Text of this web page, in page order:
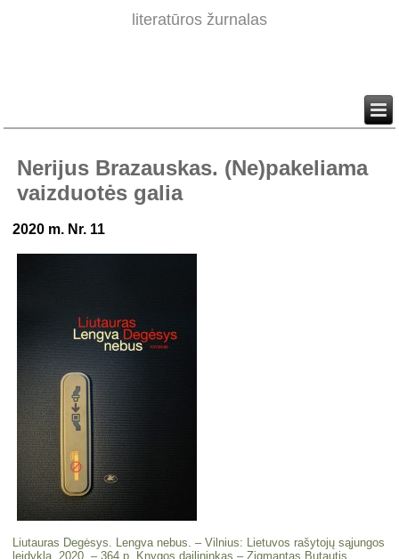
literatūros žurnalas
Nerijus Brazauskas. (Ne)pakeliama
vaizduotės galia
2020 m. Nr. 11
Liutauras Degėsys. Lengva nebus. – Vilnius: Lietuvos rašytojų sąjungos
leidykla, 2020. – 364 p. Knygos dailininkas – Zigmantas Butautis.